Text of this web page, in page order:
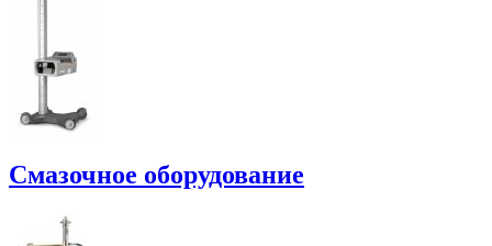
Смазочное оборудование